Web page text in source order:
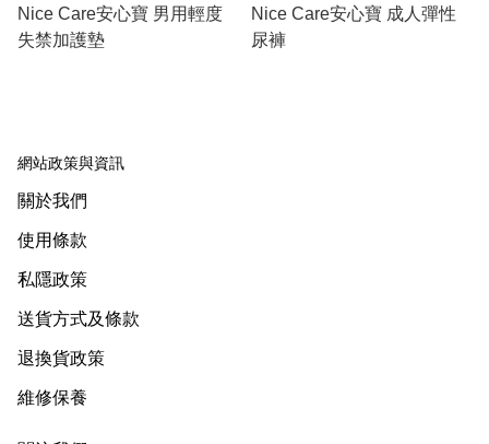
Nice Care安心寶 男用輕度
失禁加護墊
Nice Care安心寶 成人彈性
尿褲
網站政策與資訊
關於我們
使用條款
私隱政策
送貨方式及條款
退換貨政策
維修保養